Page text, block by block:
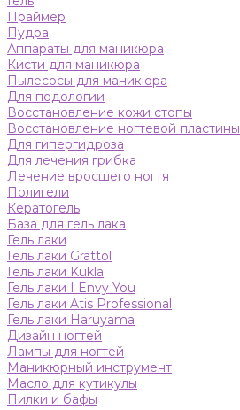
Праймер
Пудра
Аппараты для маникюра
Кисти для маникюра
Пылесосы для маникюра
Для подологии
Восстановление кожи стопы
Восстановление ногтевой пластины
Для гипергидроза
Для лечения грибка
Лечение вросшего ногтя
Полигели
Кератогель
База для гель лака
Гель лаки
Гель лаки Grattol
Гель лаки Kukla
Гель лаки I Envy You
Гель лаки Atis Professional
Гель лаки Haruyama
Дизайн ногтей
Лампы для ногтей
Маникюрный инструмент
Масло для кутикулы
Пилки и бафы